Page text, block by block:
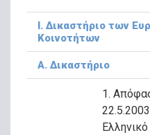
Ι. Δικαστήριο των
Κοινοτήτων
Α. Δικαστήριο
1.